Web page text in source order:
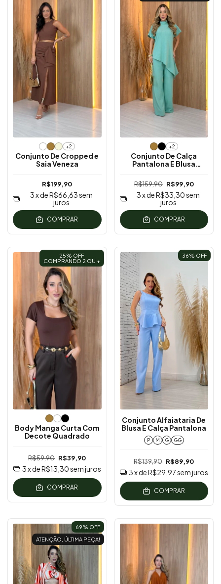
+2
Conjunto De Cropped e
Saia Veneza
R$199,90
3x deR$66,63sem
juros
COMPRAR
+2
Conjunto De Calça
Pantalona E Blusa
R$159,90 R$99,90
3x deR$33,30sem
juros
COMPRAR
25% OFF
COMPRANDO 2 OU +
Body Manga Curta Com
Decote Quadrado
R$59,90 R$39,90
3x deR$13,30sem juros
COMPRAR
36% OFF
Conjunto Alfaiataria De
Blusa E Calça Pantalona
P M G GG
R$139,90 R$89,90
3x deR$29,97sem juros
COMPRAR
69% OFF
ATENÇÃO, ÚLTIMA PEÇA!